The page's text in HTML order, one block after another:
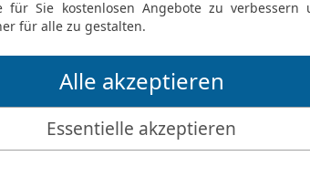
der König noch
25 Und obwohl
möge die
26 Dazu gebot der
Seraja, dem Sohn
sie sollten Baruch,